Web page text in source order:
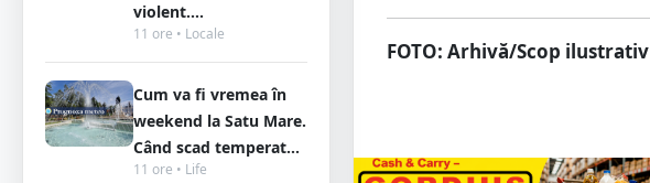
violent....
11 ore • Locale
Cum va fi vremea în
weekend la Satu Mare.
Când scad temperat...
11 ore • Life
FOTO: Arhivă/Scop ilustrativ